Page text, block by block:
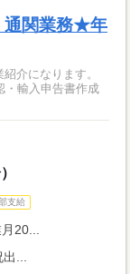
通関業務★年
介になります。
支給
20...
...